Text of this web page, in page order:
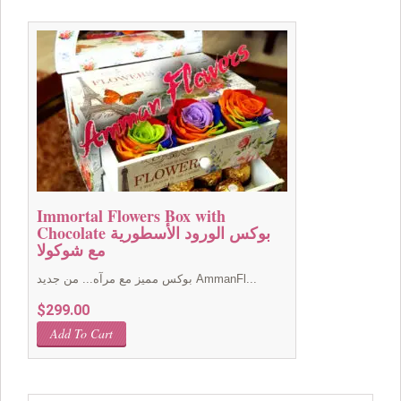
Immortal Flowers Box with
Chocolate بوكس الورود الأسطورية
مع شوكولا
بوكس مميز مع مرآه... من جديد AmmanFl...
$299.00
Add To Cart